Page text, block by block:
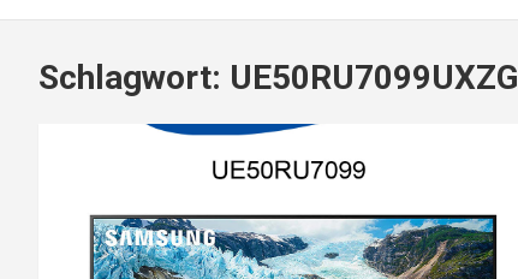
Schlagwort: UE50RU7099UXZG